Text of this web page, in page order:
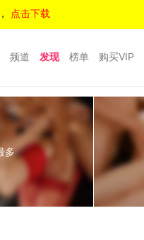
点击下载
频道 发现 榜单 购买VIP
多